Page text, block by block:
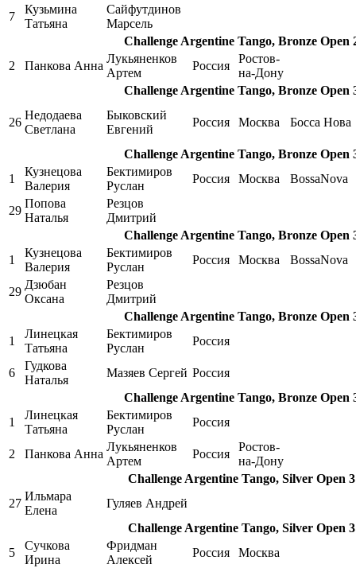
7
Кузьмина
Татьяна
Сайфутдинов
Марсель
Challenge Argentine Tango, Bronze Open
2
Панкова Анна
Лукьяненков
Артем
Россия
Ростов-
на-Дону
Challenge Argentine Tango, Bronze Open
26
Недодаева
Светлана
Быковский
Евгений
Россия Москва Босса Нова
Challenge Argentine Tango, Bronze Open
1
Кузнецова
Валерия
Бектимиров
Руслан
Россия Москва BossaNova
29
Попова
Наталья
Резцов
Дмитрий
Challenge Argentine Tango, Bronze Open
1
Кузнецова
Валерия
Бектимиров
Руслан
Россия Москва BossaNova
29
Дзюбан
Оксана
Резцов
Дмитрий
Challenge Argentine Tango, Bronze Open
1
Линецкая
Татьяна
Бектимиров
Руслан
Россия
6
Гудкова
Наталья
Мазяев Сергей Россия
Challenge Argentine Tango, Bronze Open
1
Линецкая
Татьяна
Бектимиров
Руслан
Россия
2 Панкова Анна
Лукьяненков
Артем
Россия
Ростов-
на-Дону
Challenge Argentine Tango, Silver Open
27
Ильмара
Елена
Гуляев Андрей
Challenge Argentine Tango, Silver Open
5
Сучкова
Ирина
Фридман
Алексей
Россия
Москва